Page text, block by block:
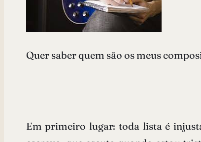
Quer saber quem são os meus
Em primeiro lugar: toda lista é